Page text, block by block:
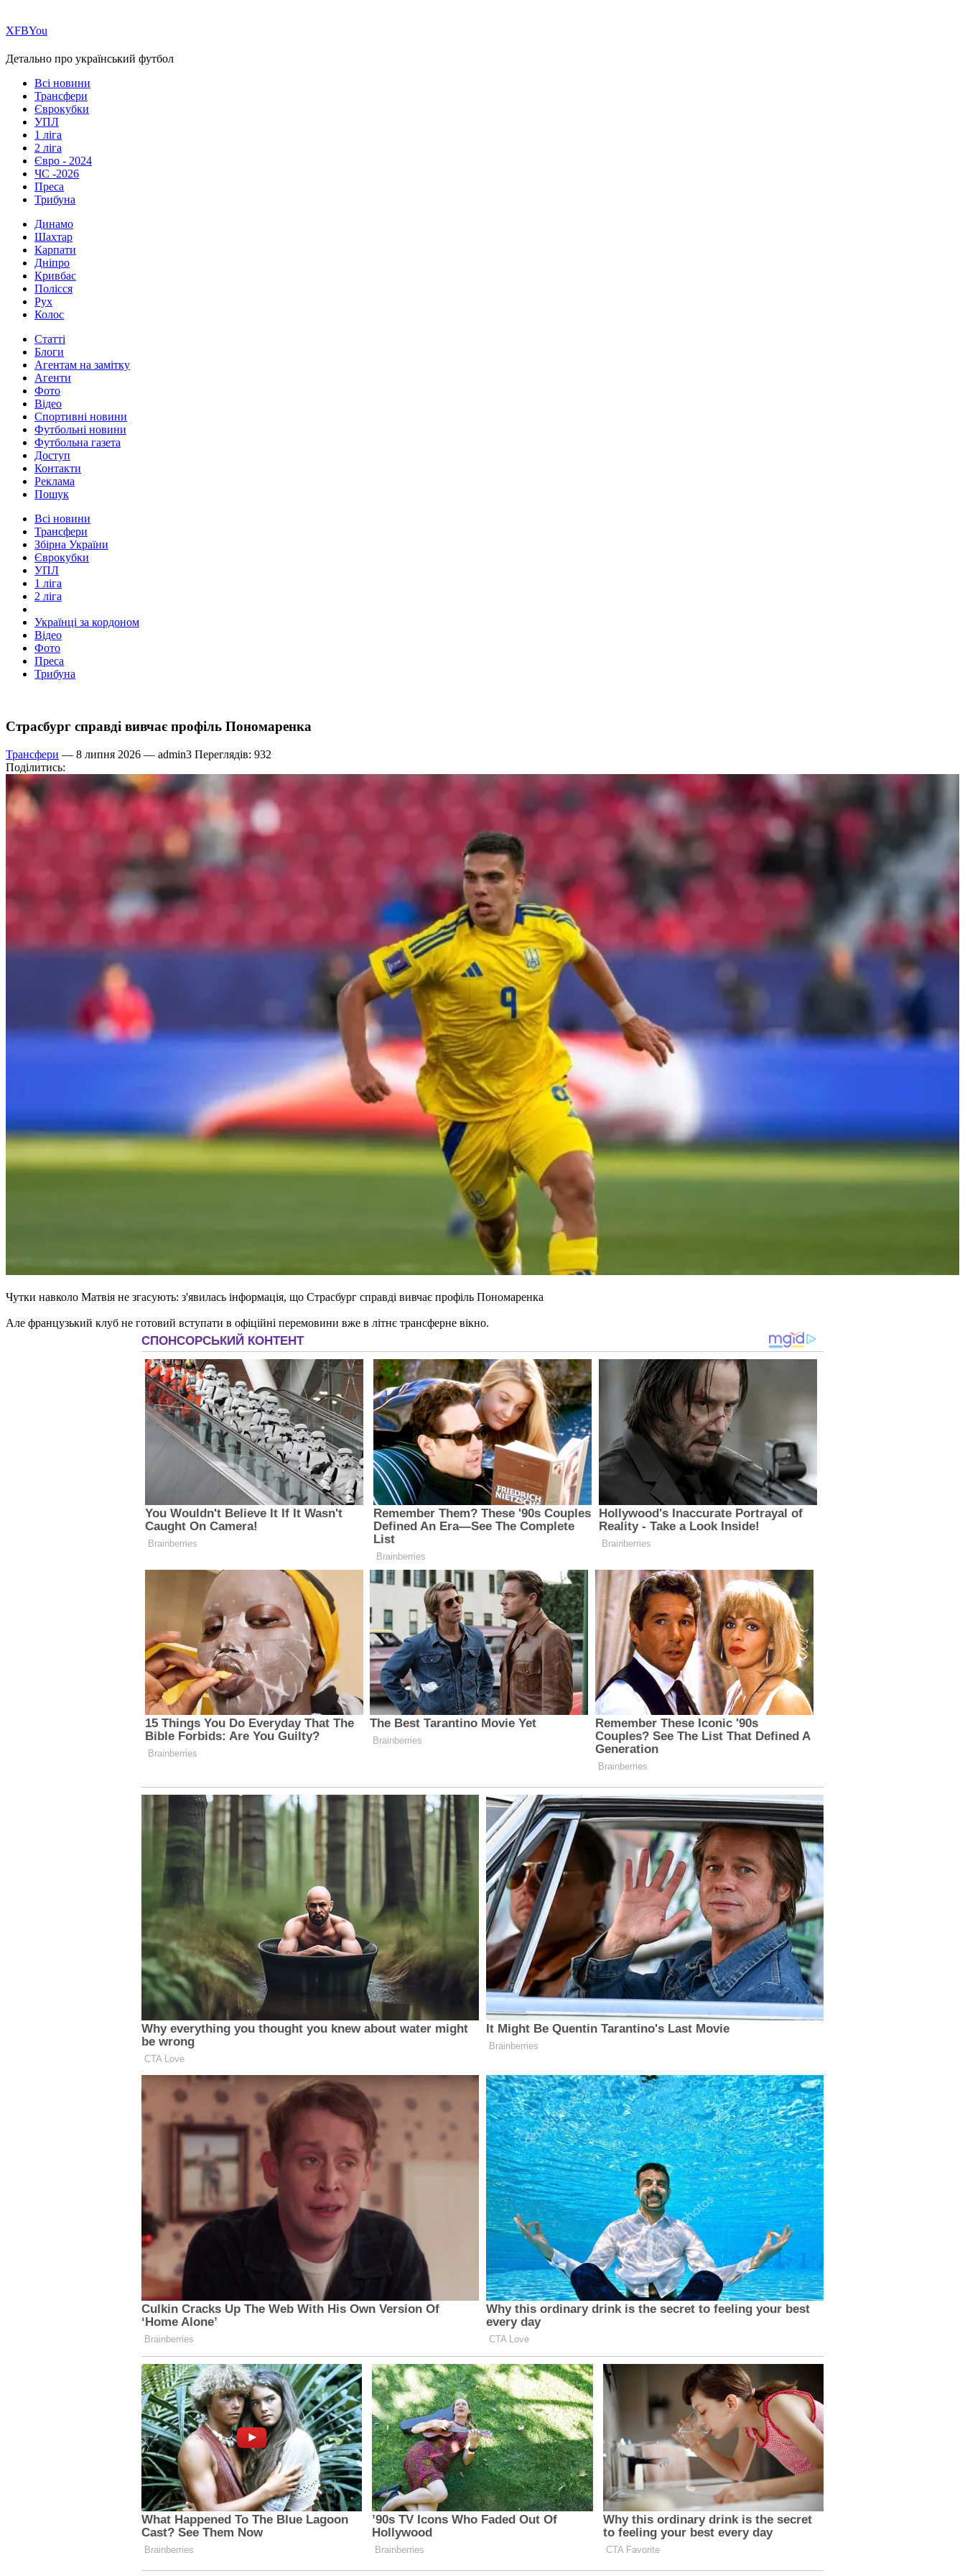
ХFBYou
Детально про український футбол
Всі новини
Трансфери
Єврокубки
УПЛ
1 ліга
2 ліга
Євро - 2024
ЧС -2026
Преса
Трибуна
Динамо
Шахтар
Карпати
Дніпро
Кривбас
Полісся
Рух
Колос
Статті
Блоги
Агентам на замітку
Агенти
Фото
Відео
Спортивні новини
Футбольні новини
Футбольна газета
Доступ
Контакти
Реклама
Пошук
Всі новини
Трансфери
Збірна України
Єврокубки
УПЛ
1 ліга
2 ліга
Українці за кордоном
Відео
Фото
Преса
Трибуна
Страсбург справді вивчає профіль Пономаренка
Трансфери — 8 липня 2026 — admin3 Переглядів: 932
Поділитись:
Чутки навколо Матвія не згасують: з'явилась інформація, що Страсбург справді вивчає профіль Пономаренка
Але французький клуб не готовий вступати в офіційні перемовини вже в літнє трансферне вікно.